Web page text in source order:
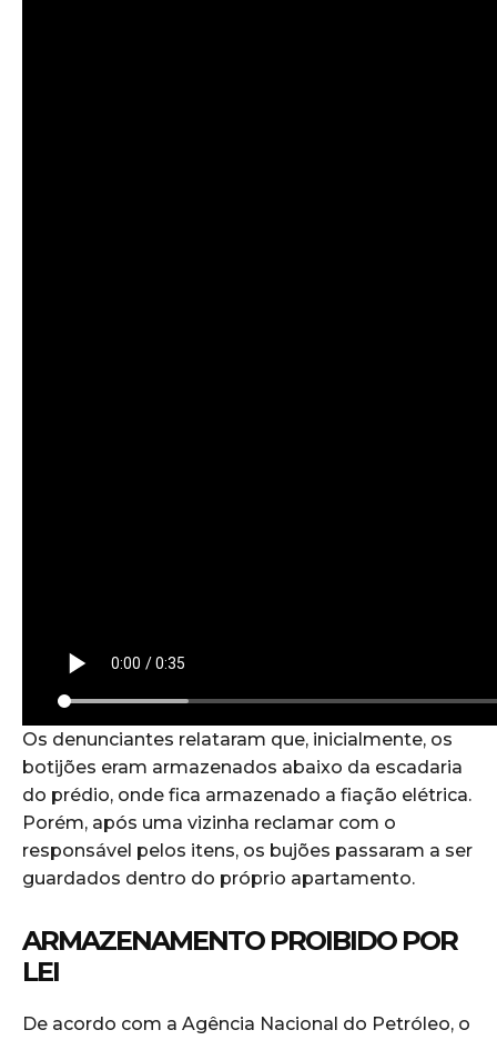
Os denunciantes relataram que, inicialmente, os
botijões eram armazenados abaixo da escadaria
do prédio, onde fica armazenado a fiação elétrica.
Porém, após uma vizinha reclamar com o
responsável pelos itens, os bujões passaram a ser
guardados dentro do próprio apartamento.
ARMAZENAMENTO PROIBIDO POR
LEI
De acordo com a Agência Nacional do Petróleo, o